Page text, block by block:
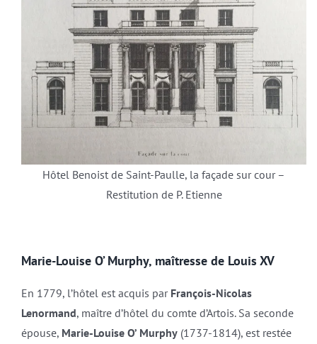
Hôtel Benoist de Saint-Paulle, la façade sur cour –
Restitution de P. Etienne
Marie-Louise O’ Murphy, maîtresse de Louis XV
En 1779, l’hôtel est acquis par François-Nicolas
Lenormand, maître d’hôtel du comte d’Artois. Sa seconde
épouse, Marie-Louise O’ Murphy(1737-1814), est restée